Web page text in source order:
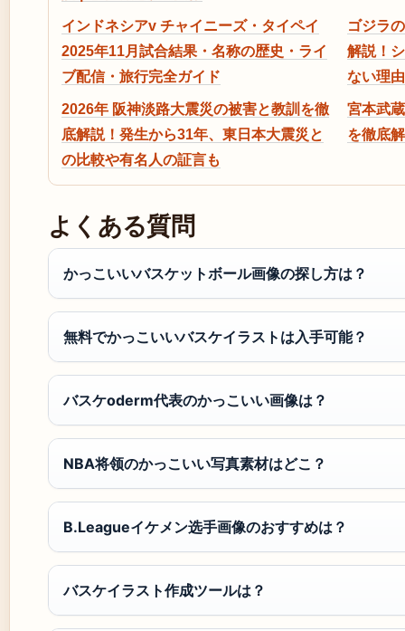
インドネシアv チャイニーズ・タイペイ
2025年11月試合結果・名称の歴史・ライ
ブ配信・旅行完全ガイド
ゴジラ
解説！
ない理
2026年 阪神淡路大震災の被害と教訓を徹
底解説！発生から31年、東日本大震災と
の比較や有名人の証言も
宮本武
を徹底
よくある質問
かっこいいバスケットボール画像の探し方は？
無料でかっこいいバスケイラストは入手可能？
バスケoderm代表のかっこいい画像は？
NBA将领のかっこいい写真素材はどこ？
B.Leagueイケメン选手画像のおすすめは？
バスケイラスト作成ツールは？